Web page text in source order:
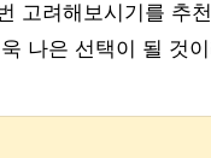
고려해보시기를 추
나은 선택이 될 것